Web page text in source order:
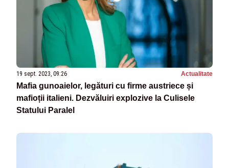
19 sept. 2023, 09:26 Actualitate
Mafia gunoaielor, legături cu firme austriece și
mafioții italieni. Dezvăluiri explozive la Culisele
Statului Paralel